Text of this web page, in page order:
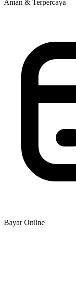
Aman & Terpercaya
Bayar Online